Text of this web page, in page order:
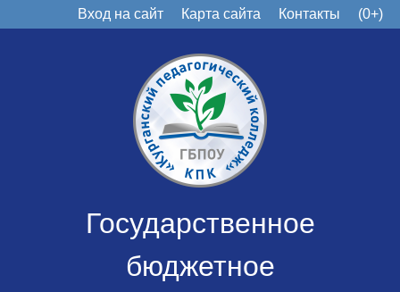
Вход на сайт Карта сайта Контакты (0+)
Государственное
бюджетное